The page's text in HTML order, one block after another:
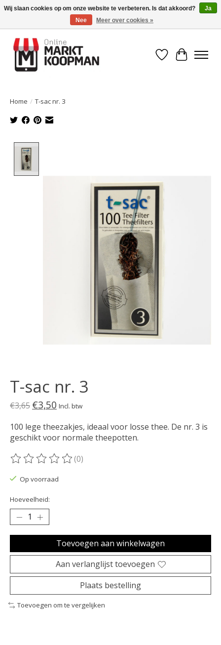
Voor 15:00 besteld, morgen in huis!
Verlanglijst
Home / T-sac nr. 3
T-sac nr. 3
€3,65 €3,50 Incl. btw
100 lege theezakjes, ideaal voor losse thee. De nr. 3 is
geschikt voor normale theepotten.
De beoordeling van dit product is
(0)
Op voorraad
Hoeveelheid:
Toevoegen aan winkelwagen
Aan verlanglijst toevoegen
Plaats bestelling
Toevoegen om te vergelijken
Wij slaan cookies op om onze website te verbeteren. Is dat akkoord?
Ja
Nee
Meer over cookies »